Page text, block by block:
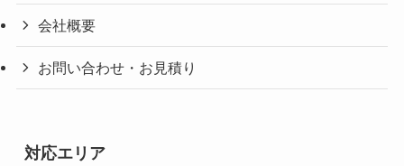
会社概要
お問い合わせ・お見積り
対応エリア